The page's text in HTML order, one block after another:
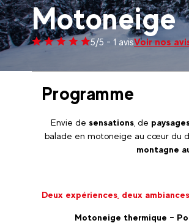
Motoneige
5/5 - 1 avisVoir nos
Programme
Envie de sensations, de
balade en motoneige au cœur du
montagne
Deux expériences, deux ambiances
Motoneige thermique –